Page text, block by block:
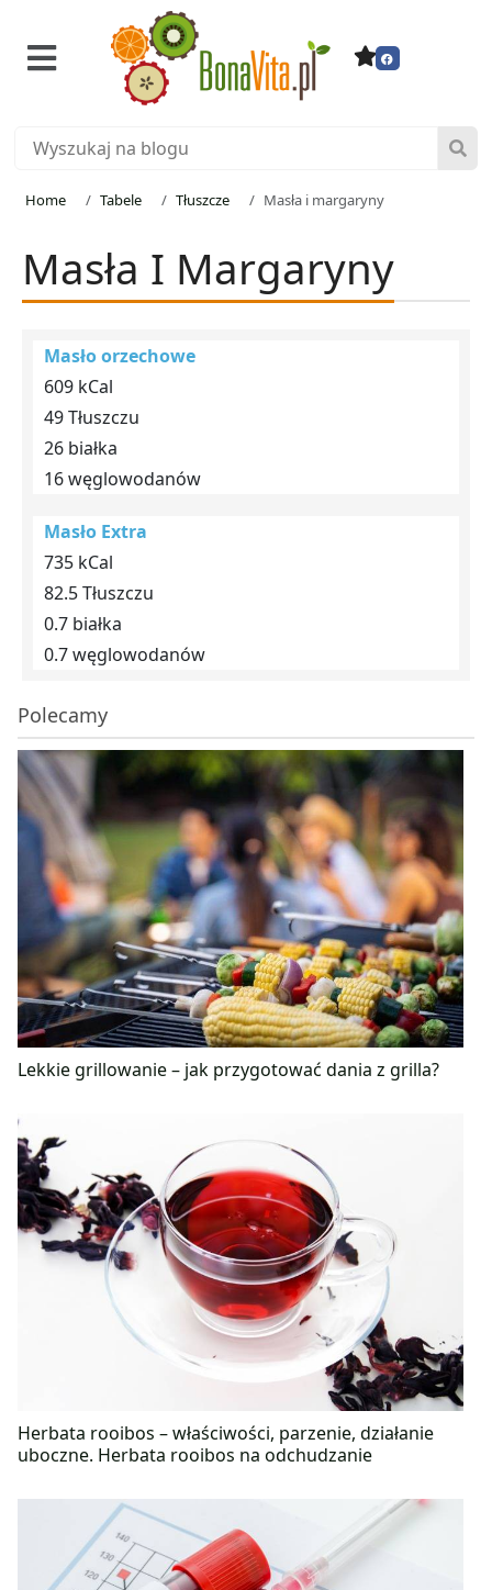
Home Tabele Tłuszcze Masła i margaryny
Masła I Margaryny
Masło orzechowe
609 kCal
49 Tłuszczu
26 białka
16 węglowodanów
Masło Extra
735 kCal
82.5 Tłuszczu
0.7 białka
0.7 węglowodanów
Polecamy
Lekkie grillowanie – jak przygotować dania z grilla?
Herbata rooibos – właściwości, parzenie, działanie
uboczne. Herbata rooibos na odchudzanie